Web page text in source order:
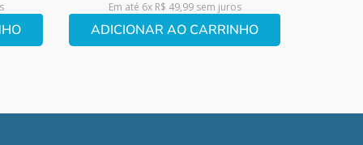
Em até 6x R$ 49,99sem juros
ADICIONAR AO CARRINHO